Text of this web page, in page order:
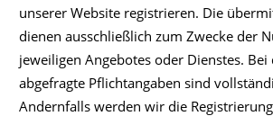
unserer Website registrieren. Die
dienen ausschließlich zum Zwecke der
jeweiligen Angebotes oder Dienstes. Bei
abgefragte Pflichtangaben sind
Andernfalls werden wir die